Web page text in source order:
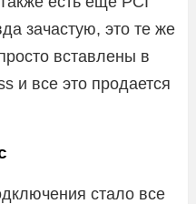
зачастую, это те же
вставлены в
и все это продается
стало все